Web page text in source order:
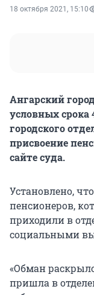
18 октября 2021, 15:10
Ангарский
условных
городского
присвоение
сайте суда.
Установлено,
пенсионеров,
приходили в
социальными
«Обман
пришла в